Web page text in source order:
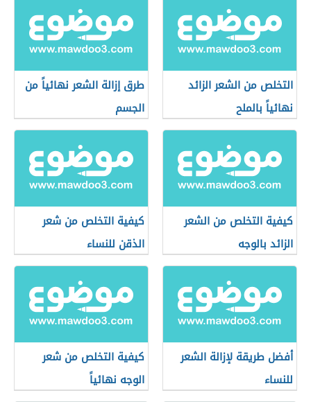
التخلص من الشعر الزائد
نهائياً بالملح
طرق إزالة الشعر نهائياً من
الجسم
كيفية التخلص من الشعر
الزائد بالوجه
كيفية التخلص من شعر
الذقن للنساء
أفضل طريقة لإزالة الشعر
للنساء
كيفية التخلص من شعر
الوجه نهائياً